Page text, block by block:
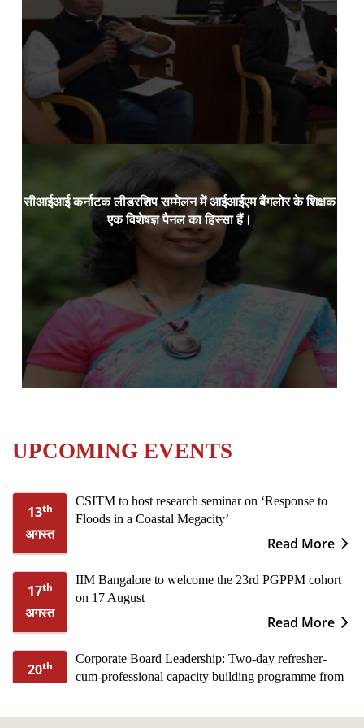
Read more
सीआईआई कर्नाटक लीडरशिप सम्मेलन में आईआईएम बैंगलोर के शिक्षक
एक विशेषज्ञ पैनल का हिस्सा हैं।
24 जनवरी 2024:
डॉ.
Read more
UPCOMING EVENTS
13th
अगस्त
CSITM to host research seminar on ‘Response to
Floods in a Coastal Megacity’
Read More
17th
अगस्त
IIM Bangalore to welcome the 23rd PGPPM cohort
on 17 August
Read More
20th
Corporate Board Leadership: Two-day refresher-
cum-professional capacity building programme from
Read More